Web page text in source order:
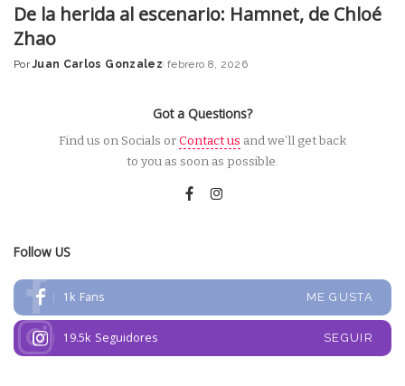
De la herida al escenario: Hamnet, de Chloé
Zhao
Posted
Por Juan Carlos Gonzalez febrero 8, 2026
Got a Questions?
Find us on Socials orContact us and we’ll get back
to you as soon as possible.
Follow US
1k Fans ME GUSTA
19.5k Seguidores SEGUIR